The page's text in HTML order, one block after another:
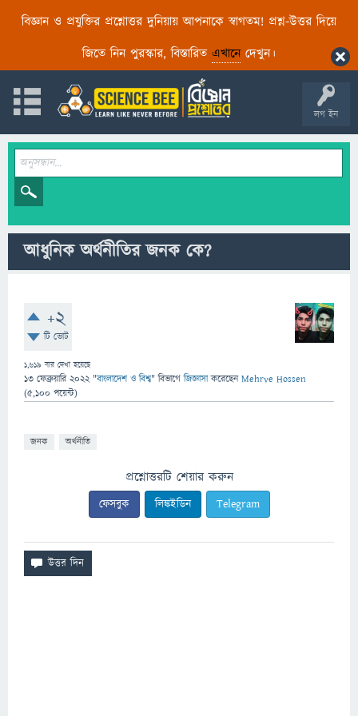
বিজ্ঞান ও প্রযুক্তির প্রশ্নোত্তর দুনিয়ায় আপনাকে স্বাগতম! প্রশ্ন-উত্তর দিয়ে
জিতে নিন পুরস্কার, বিস্তারিত এখানেদেখুন।
লগ ইন
আধুনিক অর্থনীতির জনক কে?
+2
টি ভোট
1,619 বার দেখা হয়েছে
13 ফেব্রুয়ারি 2022 "বাংলাদেশ ও বিশ্ব" বিভাগে জিজ্ঞাসাকরেছেনMehrve Hossen
(5,100 পয়েন্ট)
জনক অর্থনীতি
প্রশ্নোত্তরটি শেয়ার করুন
ফেসবুক লিঙ্কইডিন Telegram